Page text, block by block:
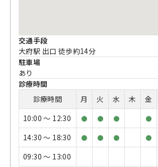
交通手段
大府駅 出口 徒歩約14分
駐車場
あり
診療時間
診療時間
月 火 水 木 金
10:00 〜 12:30
● ● ● ●
14:30 〜 18:30 ● ● ● ●
09:30 〜 13:00